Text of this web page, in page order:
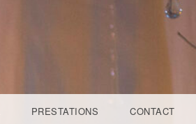
PRESTATIONS CONTACT